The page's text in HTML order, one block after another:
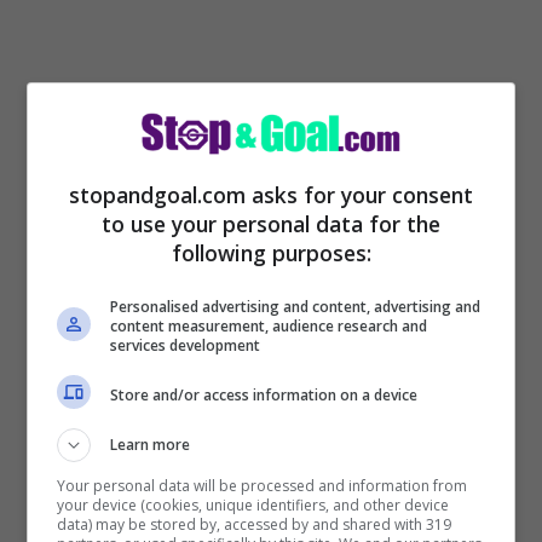
Infatti,Donnarumma
potrebbe così fare
che partire al momento che ritiene giusto
quando arriverà un top club a versare i 40
milioni di clausola (cifra molto bassa).
L’intenzione di Donnarumma però non è
lasciare il Milan, ma è il giusto
stopandgoal.com asks for your consent
to use your personal data for the
following purposes:
Personalised advertising and content, advertising and
content measurement, audience research and
services development
Store and/or access information on a device
Learn more
Your personal data will be processed and information from
your device (cookies, unique identifiers, and other device
data) may be stored by, accessed by and shared with 319